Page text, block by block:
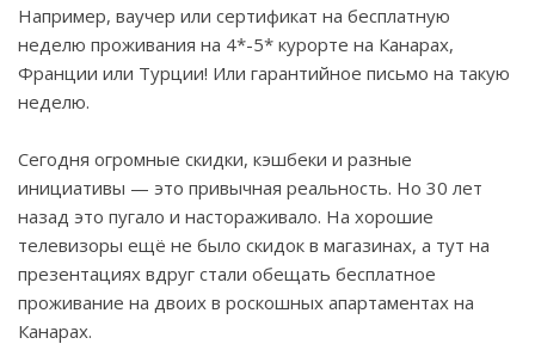
Например, ваучер или сертификат на бесплатную
неделю проживания на 4*-5* курорте на Канарах,
Франции или Турции! Или гарантийное письмо на такую
неделю.
Сегодня огромные скидки, кэшбеки и разные
инициативы — это привычная реальность. Но 30 лет
назад это пугало и настораживало. На хорошие
телевизоры ещё не было скидок в магазинах, а тут на
презентациях вдруг стали обещать бесплатное
проживание на двоих в роскошных апартаментах на
Канарах.